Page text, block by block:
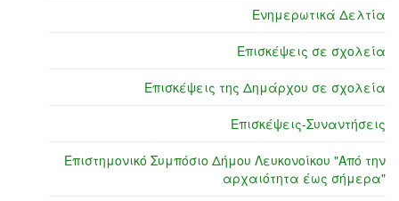
Ενημερωτικά Δελτία
Επισκέψεις σε σχολεία
Επισκέψεις της Δημάρχου σε σχολεία
Επισκέψεις-Συναντήσεις
Επιστημονικό Συμπόσιο Δήμου Λευκονοίκου "Από την
αρχαιότητα έως σήμερα"